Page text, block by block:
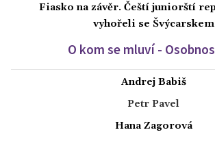
Fiasko na závěr. Čeští juniorští
vyhořeli se Švýcarskem
O kom se mluví -
Andrej Babiš
Petr Pavel
Hana Zagorová